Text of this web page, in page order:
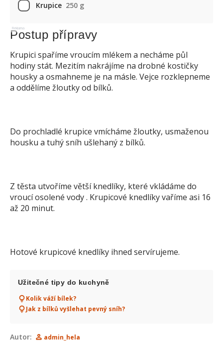
Krupice 250 g
Reklama
Postup přípravy
Krupici spaříme vroucím mlékem a necháme půl
hodiny stát. Mezitím nakrájíme na drobné kostičky
housky a osmahneme je na másle. Vejce rozklepneme
a oddělíme žloutky od bílků.
Do prochladlé krupice vmícháme žloutky, usmaženou
housku a tuhý sníh ušlehaný z bílků.
Z těsta utvoříme větší knedlíky, které vkládáme do
vroucí osolené vody . Krupicové knedlíky vaříme asi 16
až 20 minut.
Hotové krupicové knedlíky ihned servírujeme.
Užitečné tipy do kuchyně
Kolik váží bílek?
Jak z bílků vyšlehat pevný sníh?
Autor: admin_hela